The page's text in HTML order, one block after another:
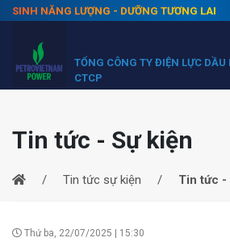
SINH NĂNG LƯỢNG - DƯỠNG TƯƠNG LAI
TỔNG CÔNG TY ĐIỆN LỰC
CTCP
Tin tức - Sự kiện
Tin tức sự kiện Tin tức -
Thứ ba, 22/07/2025 | 15:30